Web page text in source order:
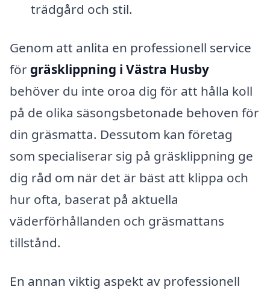
trädgård och stil.
Genom att anlita en professionell service
för gräsklippning i Västra Husby
behöver du inte oroa dig för att hålla koll
på de olika säsongsbetonade behoven för
din gräsmatta. Dessutom kan företag
som specialiserar sig på gräsklippning ge
dig råd om när det är bäst att klippa och
hur ofta, baserat på aktuella
väderförhållanden och gräsmattans
tillstånd.
En annan viktig aspekt av professionell